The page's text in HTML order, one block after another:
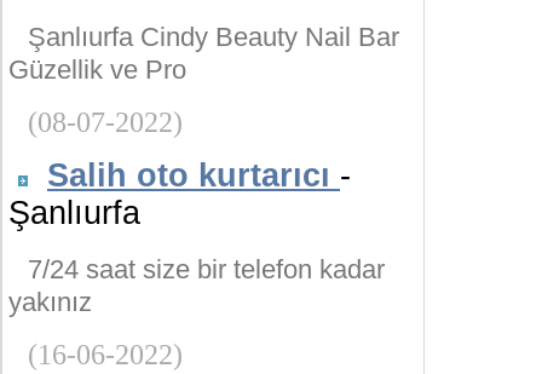
Şanlıurfa Cindy Beauty Nail Bar
Güzellik ve Pro
(08-07-2022)
Salih oto kurtarıcı -
Şanlıurfa
7/24 saat size bir telefon kadar
yakınız
(16-06-2022)